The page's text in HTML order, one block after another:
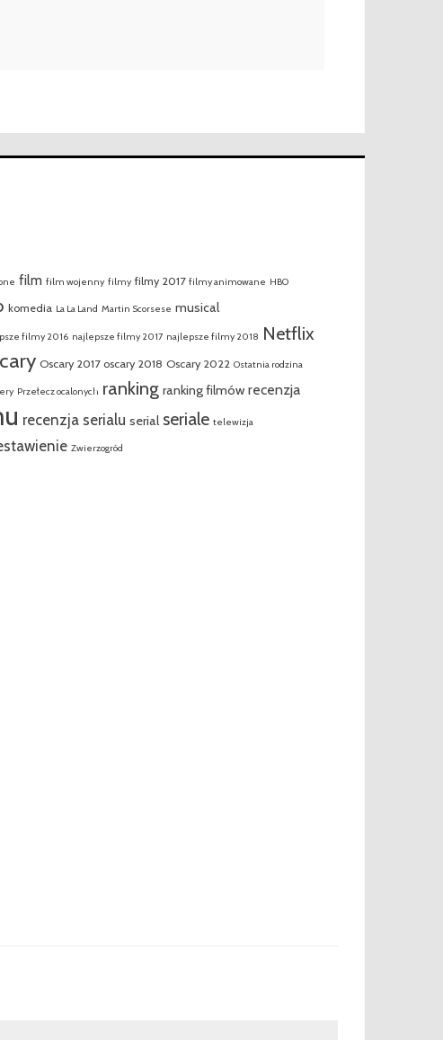
film film wojenny filmy filmy 2017 filmy animowane HBO
komedia La La Land Martin Scorsese musical
filmy 2016 najlepsze filmy 2017 najlepsze filmy 2018 Netflix
Oscary 2017 oscary 2018 Oscary 2022 Ostatnia rodzina
Przełecz ocalonych ranking ranking filmów recenzja
recenzja serialu serial seriale telewizja
Zwierzogród